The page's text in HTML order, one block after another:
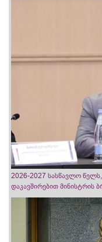
2026-2027 სასწავლო
დაკავშირებით მინისტრის